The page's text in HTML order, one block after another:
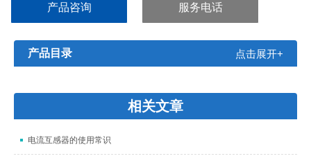
带宽限制（5MHz）≥-3dB@5MHz
产品咨询 服务电话
产品目录 点击展开+
相关文章
电流互感器的使用常识